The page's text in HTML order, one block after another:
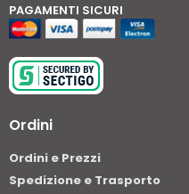
PAGAMENTI SICURI
Ordini
Ordini e Prezzi
Spedizione e Trasporto